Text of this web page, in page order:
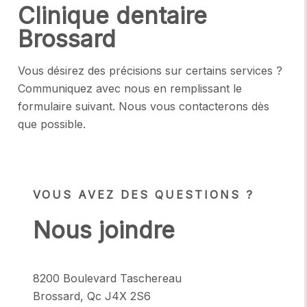
Clinique dentaire
Brossard
Vous désirez des précisions sur certains services ?
Communiquez avec nous en remplissant le
formulaire suivant. Nous vous contacterons dès
que possible.
VOUS AVEZ DES QUESTIONS ?
Nous joindre
8200 Boulevard Taschereau
Brossard, Qc J4X 2S6